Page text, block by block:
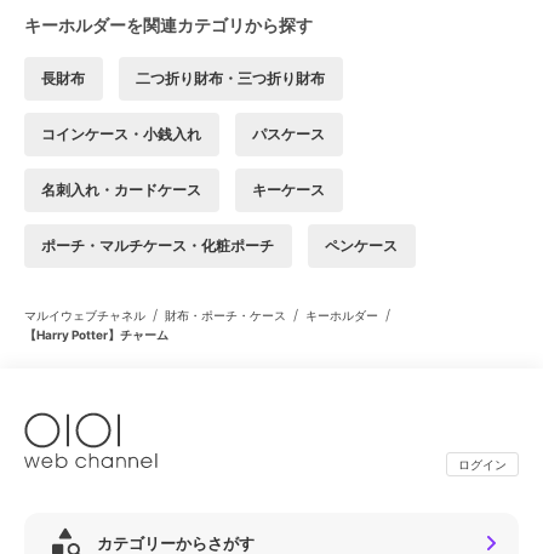
キーホルダーを関連カテゴリから探す
長財布 二つ折り財布・三つ折り財布
コインケース・小銭入れ パスケース
名刺入れ・カードケース キーケース
ポーチ・マルチケース・化粧ポーチ ペンケース
マルイウェブチャネル / 財布・ポーチ・ケース / キーホルダー /
【Harry Potter】チャーム
ログイン
カテゴリーからさがす